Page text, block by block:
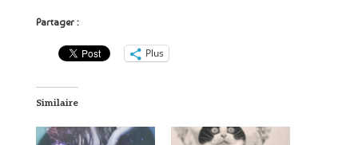
Partager :
Plus
Similaire